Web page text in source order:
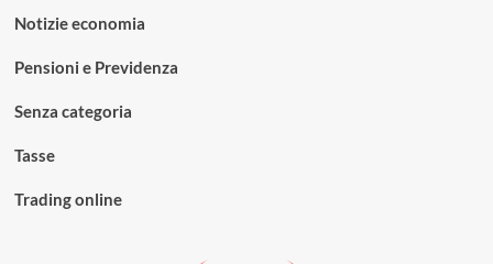
Notizie economia
Pensioni e Previdenza
Senza categoria
Tasse
Trading online